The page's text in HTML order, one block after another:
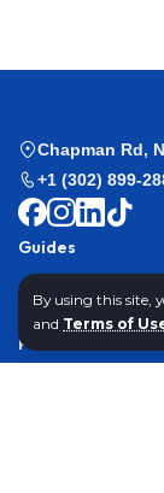
By using this site,
and Terms of
2025
Cheapest
Last updated:
ByGohub